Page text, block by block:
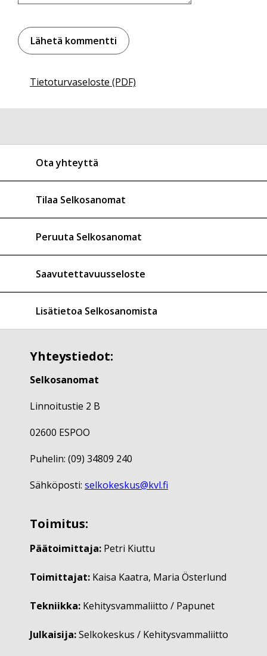
Tietoturvaseloste (PDF)
Ota yhteyttä
Tilaa Selkosanomat
Peruuta Selkosanomat
Saavutettavuusseloste
Lisätietoa Selkosanomista
Yhteystiedot:
Selkosanomat
Linnoitustie 2 B
02600 ESPOO
Puhelin: (09) 34809 240
Sähköposti: selkokeskus@kvl.fi
Toimitus:
Päätoimittaja: Petri Kiuttu
Toimittajat: Kaisa Kaatra, Maria Österlund
Tekniikka: Kehitysvammaliitto / Papunet
Julkaisija:Selkokeskus / Kehitysvammaliitto